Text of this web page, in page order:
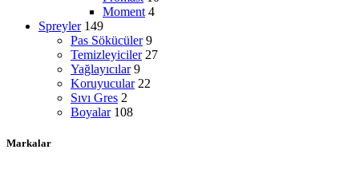
Moment 4
Spreyler 149
Pas Sökücüler 9
Temizleyiciler 27
Yağlayıcılar 9
Koruyucular 22
Sıvı Gres 2
Boyalar 108
Markalar